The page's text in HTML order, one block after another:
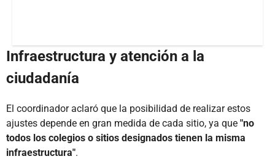
Infraestructura y atención a la
ciudadanía
El coordinador aclaró que la posibilidad de realizar estos
ajustes depende en gran medida de cada sitio, ya que "no
todos los colegios o sitios designados tienen la misma
infraestructura".